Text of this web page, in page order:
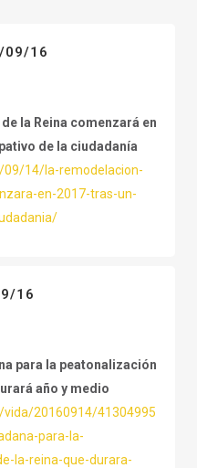
09/16
la Reina comenzará en
de la ciudadanía
14/la-remodelacion-
en-2017-tras-un-
16
para la peatonalización
año y medio
20160914/41304995
para-la-
la-reina-que-durara-